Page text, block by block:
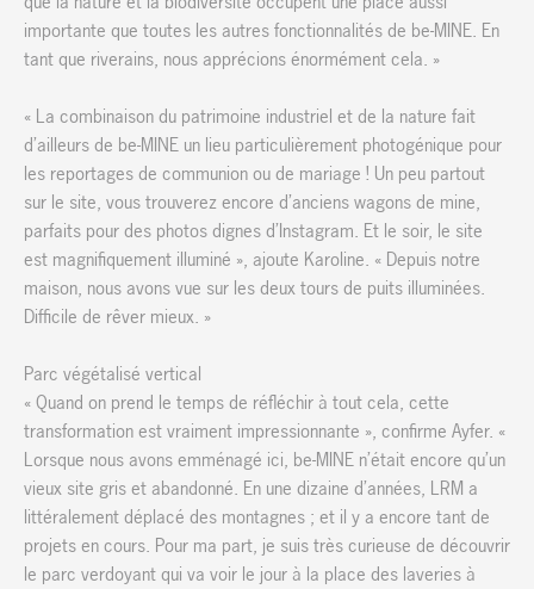
importante que toutes les autres fonctionnalités de be-MINE. En
tant que riverains, nous apprécions énormément cela. »
« La combinaison du patrimoine industriel et de la nature fait
d’ailleurs de be-MINE un lieu particulièrement photogénique pour
les reportages de communion ou de mariage ! Un peu partout
sur le site, vous trouverez encore d’anciens wagons de mine,
parfaits pour des photos dignes d’Instagram. Et le soir, le site
est magnifiquement illuminé », ajoute Karoline. « Depuis notre
maison, nous avons vue sur les deux tours de puits illuminées.
Difficile de rêver mieux. »
Parc végétalisé vertical
« Quand on prend le temps de réfléchir à tout cela, cette
transformation est vraiment impressionnante », confirme Ayfer. «
Lorsque nous avons emménagé ici, be-MINE n’était encore qu’un
vieux site gris et abandonné. En une dizaine d’années, LRM a
littéralement déplacé des montagnes ; et il y a encore tant de
projets en cours. Pour ma part, je suis très curieuse de découvrir
le parc verdoyant qui va voir le jour à la place des laveries à